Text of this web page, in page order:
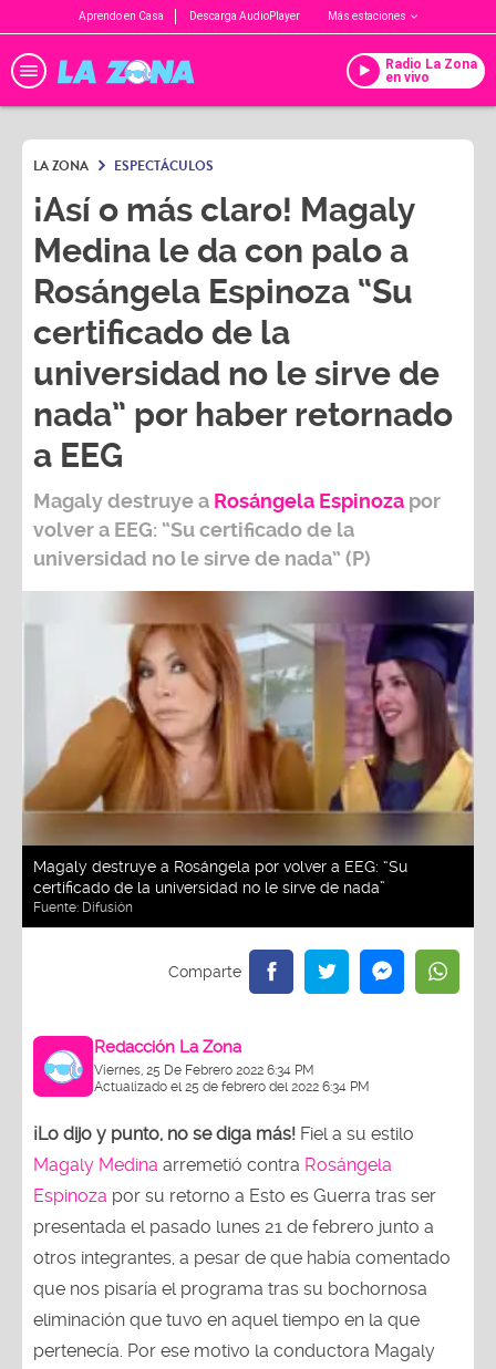
Aprendo en Casa Descarga AudioPlayer Más estaciones
Radio La Zona
en vivo
LA ZONA ESPECTÁCULOS
¡Así o más claro! Magaly
Medina le da con palo a
Rosángela Espinoza “Su
certificado de la
universidad no le sirve de
nada” por haber retornado
a EEG
Magaly destruye a Rosángela Espinoza por
volver a EEG: “Su certificado de la
universidad no le sirve de nada” (P)
Magaly destruye a Rosángela por volver a EEG: “Su
certificado de la universidad no le sirve de nada”
Fuente: Difusión
Redacción La Zona
Viernes, 25 De Febrero 2022 6:34 PM
Actualizado el 25 de febrero del 2022 6:34 PM
¡Lo dijo y punto, no se diga más! Fiel a su estilo
Magaly Medina arremetió contra Rosángela
Espinoza por su retorno a Esto es Guerra tras ser
presentada el pasado lunes 21 de febrero junto a
otros integrantes, a pesar de que había comentado
que nos pisaría el programa tras su bochornosa
eliminación que tuvo en aquel tiempo en la que
pertenecía. Por ese motivo la conductora Magaly